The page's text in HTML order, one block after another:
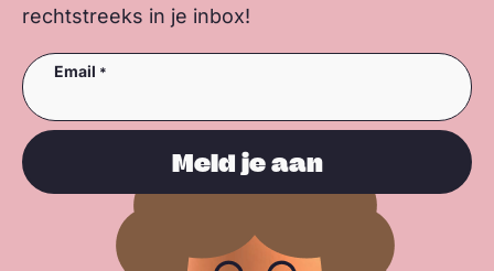
rechtstreeks in je inbox!
Email
Meld je aan